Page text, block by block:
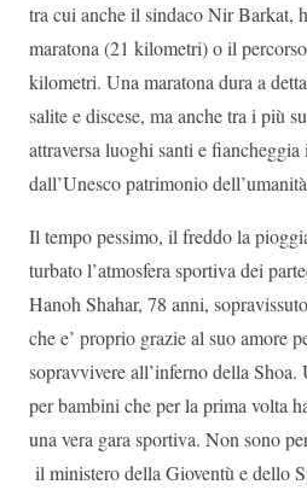
tra cui anche il sindaco Nir Barkat,
maratona (21 kilometri) o il
kilometri. Una maratona dura a
salite e discese, ma anche tra i più
attraversa luoghi santi e
dall’Unesco patrimonio
Il tempo pessimo, il freddo la
turbato l’atmosfera sportiva dei
Hanoh Shahar, 78 anni,
che e’ proprio grazie al suo amore
sopravvivere all’inferno della Shoa.
per bambini che per la prima volta
una vera gara sportiva. Non sono
il ministero della Gioventù e dello